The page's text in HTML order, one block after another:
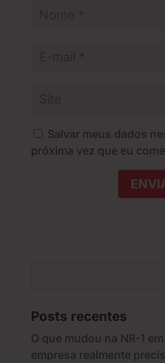
Salvar meus dados
próxima vez que eu
Posts recentes
O que mudou na NR-1
empresa realmente